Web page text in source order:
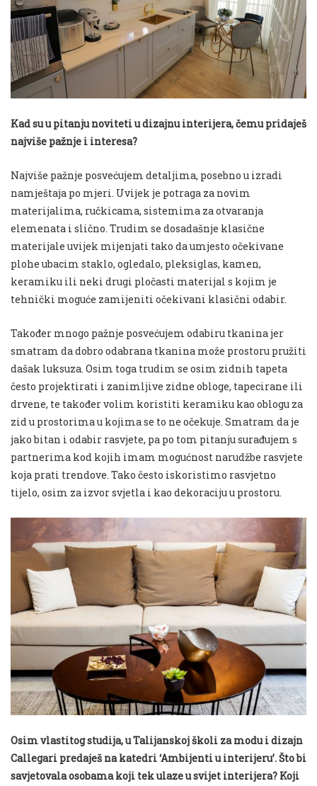
Kad su u pitanju noviteti u dizajnu interijera, čemu pridaješ
najviše pažnje i interesa?
Najviše pažnje posvećujem detaljima, posebno u izradi
namještaja po mjeri. Uvijek je potraga za novim
materijalima, ručkicama, sistemima za otvaranja
elemenata i slično. Trudim se dosadašnje klasične
materijale uvijek mijenjati tako da umjesto očekivane
plohe ubacim staklo, ogledalo, pleksiglas, kamen,
keramiku ili neki drugi pločasti materijal s kojim je
tehnički moguće zamijeniti očekivani klasični odabir.
Također mnogo pažnje posvećujem odabiru tkanina jer
smatram da dobro odabrana tkanina može prostoru pružiti
dašak luksuza. Osim toga trudim se osim zidnih tapeta
često projektirati i zanimljive zidne obloge, tapecirane ili
drvene, te također volim koristiti keramiku kao oblogu za
zid u prostorima u kojima se to ne očekuje. Smatram da je
jako bitan i odabir rasvjete, pa po tom pitanju surađujem s
partnerima kod kojih imam mogućnost narudžbe rasvjete
koja prati trendove. Tako često iskoristimo rasvjetno
tijelo, osim za izvor svjetla i kao dekoraciju u prostoru.
Osim vlastitog studija, u Talijanskoj školi za modu i dizajn
Callegari predaješ na katedri ‘Ambijenti u interijeru’. Što bi
savjetovala osobama koji tek ulaze u svijet interijera? Koji